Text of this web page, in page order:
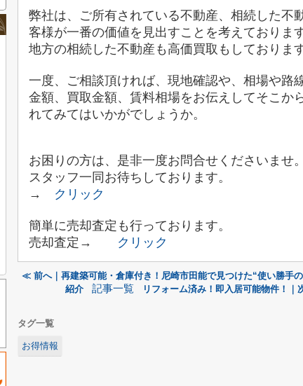
弊社は、ご所有されている不動産、相続した不
客様が一番の価値を見出すことを考えております
地方の相続した不動産も高価買取もしております
一度、ご相談頂ければ、現地確認や、相場や路
金額、買取金額、賃料相場をお伝えしてそこか
れてみてはいかがでしょうか。
お困りの方は、是非一度お問合せくださいませ。
スタッフ一同お待ちしております。
→ クリック
簡単に売却査定も行っております。
売却査定→
クリック
≪ 前へ｜再建築可能・倉庫付き！尼崎市田能で見つけた“使い勝手
紹介
記事一覧 リフォーム済み！即入居可能物件！
タグ一覧
お得情報